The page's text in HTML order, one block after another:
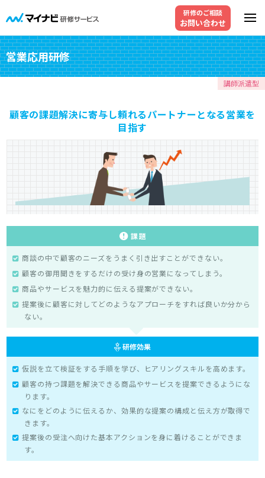
研修のご相談
お問い合わせ
営業応用研修
講師派遣型
顧客の課題解決に寄与し頼れるパートナーとなる営業を
目指す
商談の中で顧客のニーズをうまく引き出すことができない。
顧客の御用聞きをするだけの受け身の営業になってしまう。
商品やサービスを魅力的に伝える提案ができない。
提案後に顧客に対してどのようなアプローチをすれば良いか分から
ない。
仮説を立て検証をする手順を学び、ヒアリングスキルを高めます。
顧客の持つ課題を解決できる商品やサービスを提案できるようにな
ります。
なにをどのように伝えるか、効果的な提案の構成と伝え方が取得で
きます。
提案後の受注へ向けた基本アクションを身に着けることができま
す。